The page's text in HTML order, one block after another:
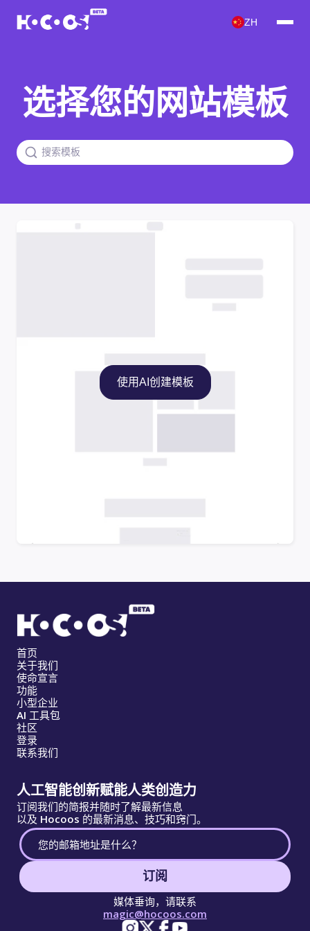
ZH
选择您的网站模板
使用AI创建模板
首页
关于我们
使命宣言
功能
小型企业
AI 工具包
社区
登录
联系我们
人工智能创新赋能人类创造力
订阅我们的简报并随时了解最新信息
以及 Hocoos 的最新消息、技巧和窍门。
订阅
媒体垂询，请联系
magic@hocoos.com